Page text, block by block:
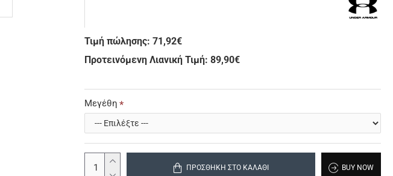
Τιμή πώλησης:71,92€
Προτεινόμενη Λιανική Τιμή: 89,90€
Μεγέθη
ΠΡΟΣΘΉΚΗ ΣΤΟ ΚΑΛΆΘΙ BUY NOW